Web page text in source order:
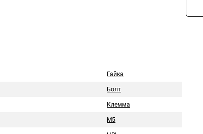
Гайка
Болт
Клемма
М5